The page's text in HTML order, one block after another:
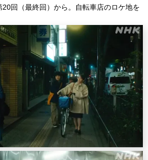
回（最終回）から。自転車店のロケ地を